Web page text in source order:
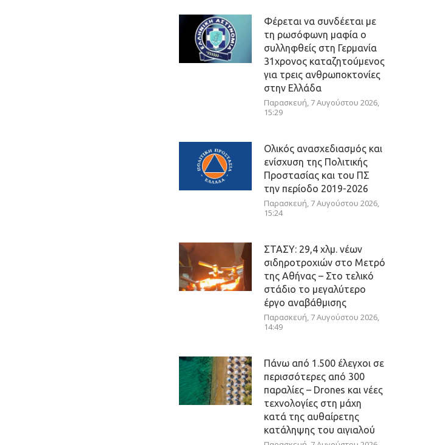
Φέρεται να συνδέεται με
τη ρωσόφωνη μαφία ο
συλληφθείς στη Γερμανία
31χρονος καταζητούμενος
για τρεις ανθρωποκτονίες
στην Ελλάδα
Παρασκευή, 7 Αυγούστου 2026,
15:29
Ολικός ανασχεδιασμός και
ενίσχυση της Πολιτικής
Προστασίας και του ΠΣ
την περίοδο 2019-2026
Παρασκευή, 7 Αυγούστου 2026,
15:24
ΣΤΑΣΥ: 29,4 χλμ. νέων
σιδηροτροχιών στο Μετρό
της Αθήνας – Στο τελικό
στάδιο το μεγαλύτερο
έργο αναβάθμισης
Παρασκευή, 7 Αυγούστου 2026,
14:49
Πάνω από 1.500 έλεγχοι σε
περισσότερες από 300
παραλίες – Drones και νέες
τεχνολογίες στη μάχη
κατά της αυθαίρετης
κατάληψης του αιγιαλού